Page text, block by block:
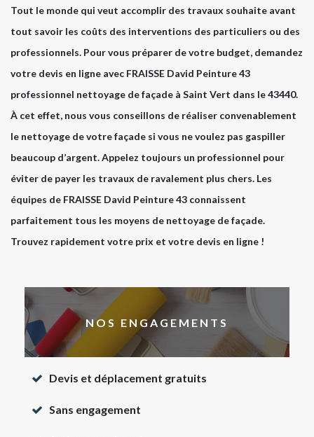
Tout le monde qui veut accomplir des travaux souhaite avant
tout savoir les coûts des interventions des particuliers ou des
professionnels. Pour vous préparer de votre budget, demandez
votre devis en ligne avec FRAISSE David Peinture 43
professionnel nettoyage de façade à Saint Vert dans le 43440.
À cet effet, nous vous conseillons de réaliser convenablement
le nettoyage de votre façade si vous ne voulez pas gaspiller
beaucoup d’argent. Appelez toujours un professionnel pour
éviter de payer les travaux de ravalement plus chers. Les
équipes de FRAISSE David Peinture 43 connaissent
parfaitement tous les moyens de nettoyage de façade.
Trouvez rapidement votre prix et votre devis en ligne !
NOS ENGAGEMENTS
Devis et déplacement gratuits
Sans engagement